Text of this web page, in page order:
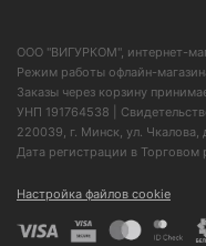
ООО "ВИГУРКОМ", интернет-
Режим работы офлайн-
Заказы через корзину
УНП 191764538 |
220039, г. Минск, ул. Чкалова,
Дата регистрации в
Настройка файлов cookie